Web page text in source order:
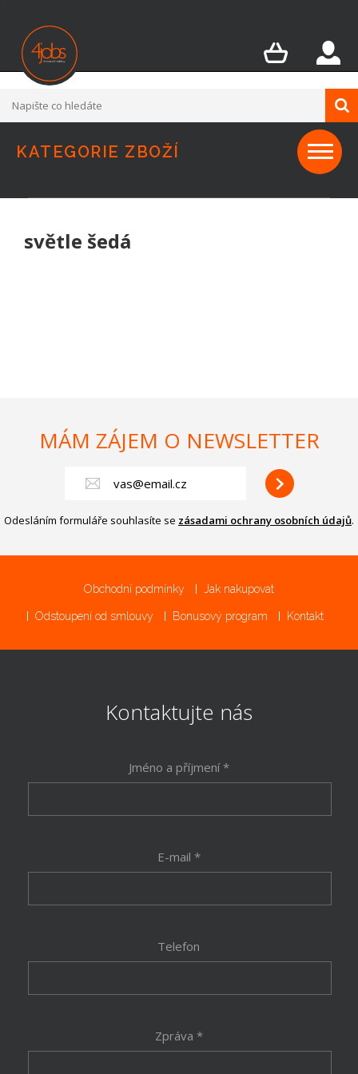
KATEGORIE ZBOŽÍ
světle šedá
MÁM ZÁJEM O NEWSLETTER
Odesláním formuláře souhlasíte se zásadami ochrany osobních údajů.
Obchodní podmínky Jak nakupovat
Odstoupení od smlouvy Bonusový program Kontakt
Kontaktujte nás
Jméno a příjmení *
E-mail *
Telefon
Zpráva *